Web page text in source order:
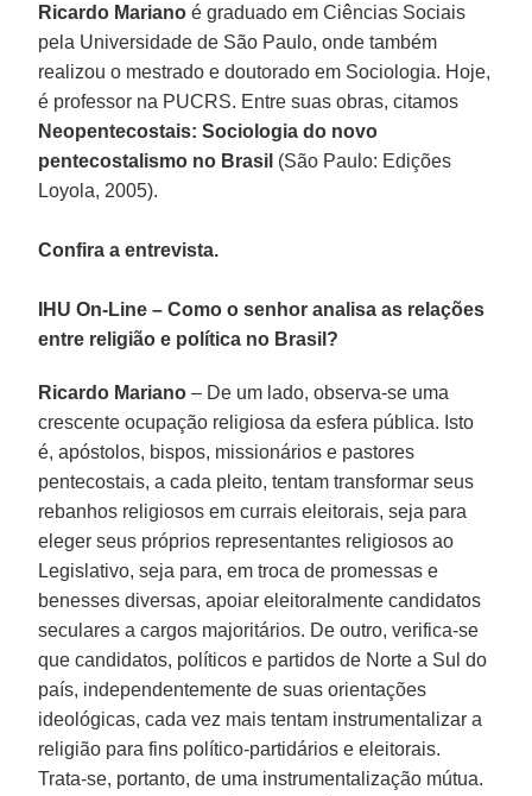
Ricardo Mariano é graduado em Ciências Sociais
pela Universidade de São Paulo, onde também
realizou o mestrado e doutorado em Sociologia. Hoje,
é professor na PUCRS. Entre suas obras, citamos
Neopentecostais: Sociologia do novo
pentecostalismo no Brasil (São Paulo: Edições
Loyola, 2005).
Confira a entrevista.
IHU On-Line – Como o senhor analisa as relações
entre religião e política no Brasil?
Ricardo Mariano – De um lado, observa-se uma
crescente ocupação religiosa da esfera pública. Isto
é, apóstolos, bispos, missionários e pastores
pentecostais, a cada pleito, tentam transformar seus
rebanhos religiosos em currais eleitorais, seja para
eleger seus próprios representantes religiosos ao
Legislativo, seja para, em troca de promessas e
benesses diversas, apoiar eleitoralmente candidatos
seculares a cargos majoritários. De outro, verifica-se
que candidatos, políticos e partidos de Norte a Sul do
país, independentemente de suas orientações
ideológicas, cada vez mais tentam instrumentalizar a
religião para fins político-partidários e eleitorais.
Trata-se, portanto, de uma instrumentalização mútua.